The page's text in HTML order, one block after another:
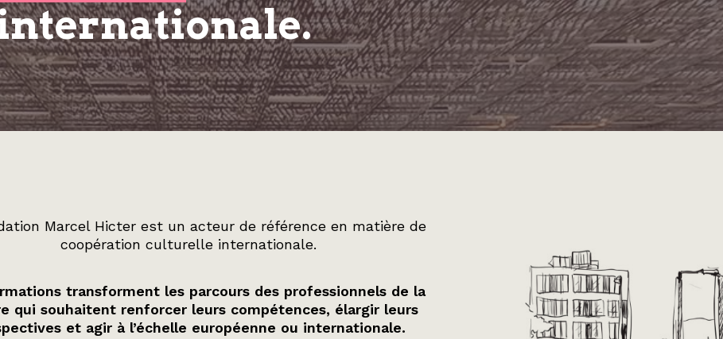
Marcel Hicter est un acteur de référence en matière de
coopération culturelle internationale.
transforment les parcours des professionnels de la
qui souhaitent renforcer leurs compétences, élargir leurs
et agir à l’échelle européenne ou internationale.